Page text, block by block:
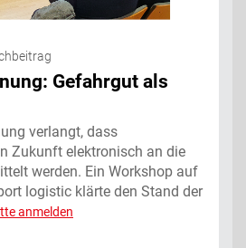
Gefahrgut als
verlangt, dass
Zukunft elektronisch an die
werden. Ein Workshop auf
logistic klärte den Stand der
anmelden